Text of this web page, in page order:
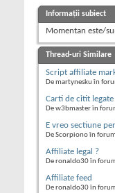
Informații subiect
Momentan este/
Thread-uri Similare
Script affiliate
De martynesku în
Carti de citit
De w3bmaster în
E vreo sectiune
De Scorpiono în
Affiliate legal ?
De ronaldo30 în
Affiliate feed
De ronaldo30 în